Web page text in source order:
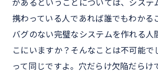
があるということについては、システ
携わっている人であれば誰でもわかる
バグのない完璧なシステムを作れる人
こにいますか？そんなことは不可能で
って同じですよ。穴だらけ欠陥だらけ